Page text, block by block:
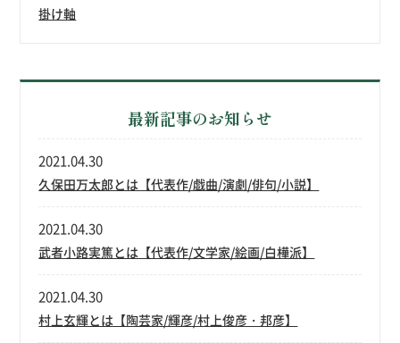
掛け軸
最新記事のお知らせ
久保田万太郎とは【代表作/戯曲/演劇/俳句/小説】
2021.04.30
武者小路実篤とは【代表作/文学家/絵画/白樺派】
2021.04.30
村上玄輝とは【陶芸家/輝彦/村上俊彦・邦彦】
2021.04.30